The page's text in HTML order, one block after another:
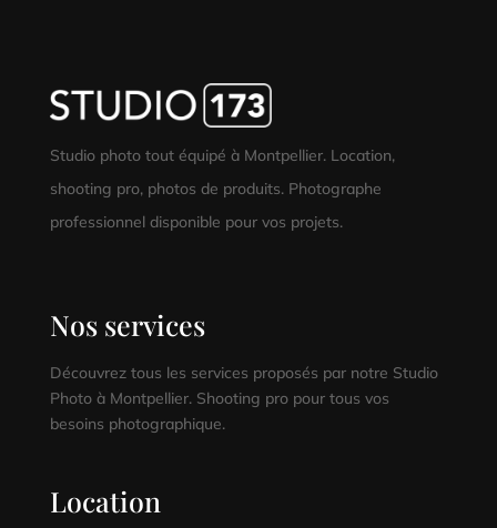
Studio photo tout équipé à Montpellier. Location,
shooting pro, photos de produits. Photographe
professionnel disponible pour vos projets.
Nos services
Découvrez tous les services proposés par notre Studio
Photo à Montpellier. Shooting pro pour tous vos
besoins photographique.
Location